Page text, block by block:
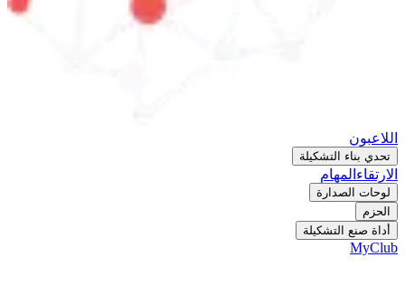
اللاعبون
تحدي بناء التشكيلة
الارتقاء المهام
لوحات الصدارة
الحزم
أداة صنع التشكيلة
MyClub